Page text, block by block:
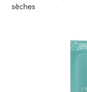
sèches